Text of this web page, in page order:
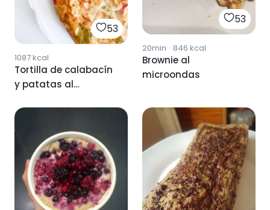
53
1087kcal
Tortilla de calabacín
y patatas al
53
20min · 846 kcal
Brownie al
microondas